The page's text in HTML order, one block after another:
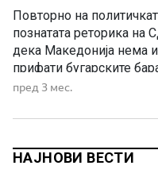
Повторно на
познатата реторика на
дека Македонија нема
прифати бугарските
во Уставот. Венко
јавноста да ја убеди
пред 3 мес.
НАЈНОВИ ВЕСТИ